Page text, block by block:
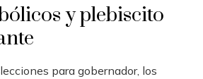
y plebiscito
para gobernador, los